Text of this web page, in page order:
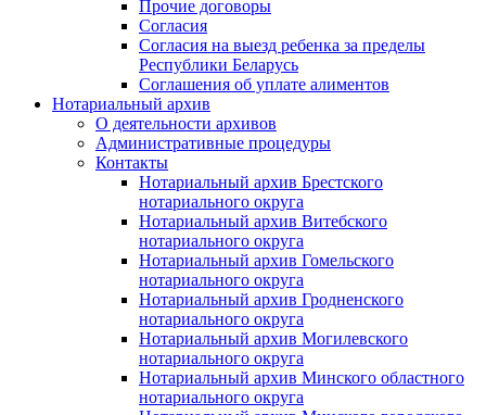
Прочие договоры
Согласия
Согласия на выезд ребенка за пределы
Республики Беларусь
Соглашения об уплате алиментов
Нотариальный архив
О деятельности архивов
Административные процедуры
Контакты
Нотариальный архив Брестского
нотариального округа
Нотариальный архив Витебского
нотариального округа
Нотариальный архив Гомельского
нотариального округа
Нотариальный архив Гродненского
нотариального округа
Нотариальный архив Могилевского
нотариального округа
Нотариальный архив Минского областного
нотариального округа